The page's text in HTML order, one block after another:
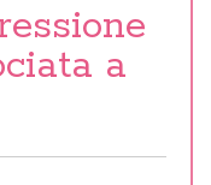
a